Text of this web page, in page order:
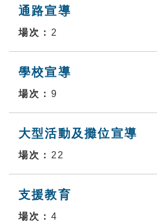
通路宣導
2
學校宣導
9
大型活動及攤位宣導
22
支援教育
4